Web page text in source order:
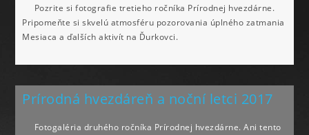
Pozrite si fotografie tretieho ročníka Prírodnej hvezdárne.
Pripomeňte si skvelú atmosféru pozorovania úplného zatmania
Mesiaca a ďalších aktivít na Ďurkovci.
Prírodná hvezdáreň a noční letci 2017
Fotogaléria druhého ročníka Prírodnej hvezdárne. Ani tento